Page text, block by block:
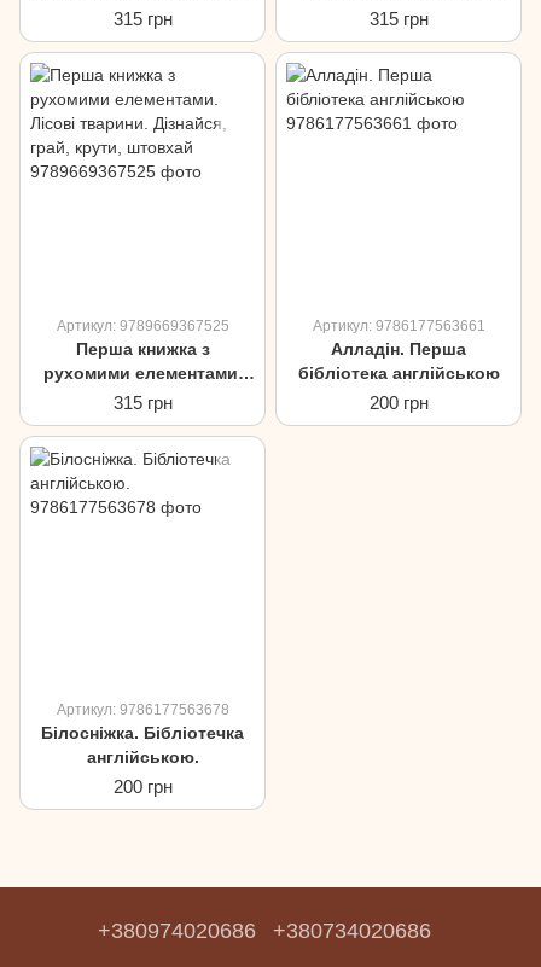
чого це зроблено.
Дивись, читай, крути,
315 грн
Кольори. Лічи, дивись,
крути та вчись
315 грн
Артикул: 9789669367525
Перша книжка з
рухомими елементами.
Лісові тварини. Дізнайся,
грай, крути, штовхай
315 грн
Артикул: 9786177563661
Алладін. Перша
бібліотека англійською
200 грн
Артикул: 9786177563678
Білосніжка. Бібліотечка
англійською.
200 грн
+380974020686 +380734020686